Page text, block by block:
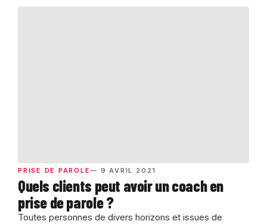
PRISE DE PAROLE— 9 AVRIL 2021
Quels clients peut avoir un coach en
prise de parole ?
Toutes personnes de divers horizons et issues de